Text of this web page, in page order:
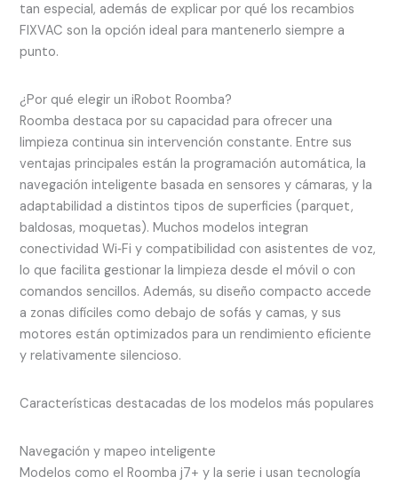
tan especial, además de explicar por qué los recambios
FIXVAC son la opción ideal para mantenerlo siempre a
punto.
¿Por qué elegir un iRobot Roomba?
Roomba destaca por su capacidad para ofrecer una
limpieza continua sin intervención constante. Entre sus
ventajas principales están la programación automática, la
navegación inteligente basada en sensores y cámaras, y la
adaptabilidad a distintos tipos de superficies (parquet,
baldosas, moquetas). Muchos modelos integran
conectividad Wi‑Fi y compatibilidad con asistentes de voz,
lo que facilita gestionar la limpieza desde el móvil o con
comandos sencillos. Además, su diseño compacto accede
a zonas difíciles como debajo de sofás y camas, y sus
motores están optimizados para un rendimiento eficiente
y relativamente silencioso.
Características destacadas de los modelos más populares
Navegación y mapeo inteligente
Modelos como el Roomba j7+ y la serie i usan tecnología